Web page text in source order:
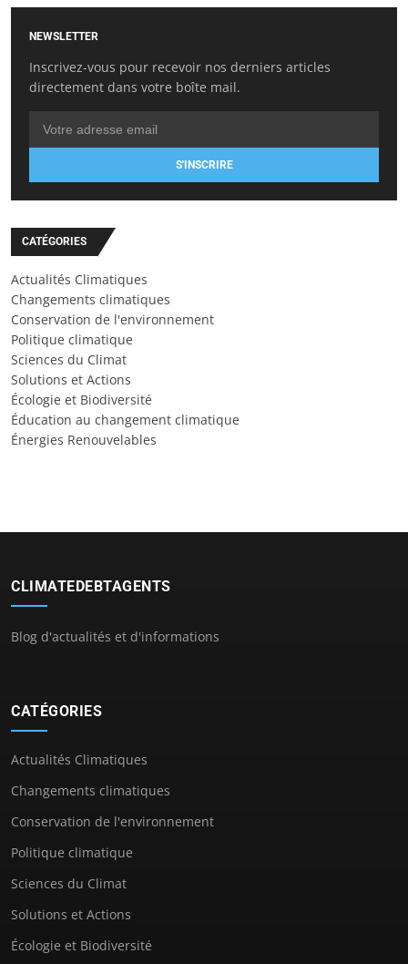
NEWSLETTER
Inscrivez-vous pour recevoir nos derniers articles
directement dans votre boîte mail.
S'INSCRIRE
CATÉGORIES
Actualités Climatiques
Changements climatiques
Conservation de l'environnement
Politique climatique
Sciences du Climat
Solutions et Actions
Écologie et Biodiversité
Éducation au changement climatique
Énergies Renouvelables
CLIMATEDEBTAGENTS
Blog d'actualités et d'informations
CATÉGORIES
Actualités Climatiques
Changements climatiques
Conservation de l'environnement
Politique climatique
Sciences du Climat
Solutions et Actions
Écologie et Biodiversité